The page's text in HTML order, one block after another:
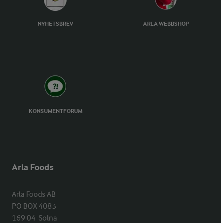
NYHETSBREV ARLA WEBBSHOP
KONSUMENTFORUM
Arla Foods
Arla Foods AB
PO BOX 4083
169 04  Solna